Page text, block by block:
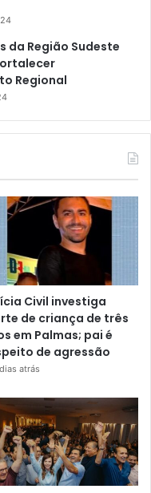
da Região Sudeste
Regional
Civil investiga
de criança de três
em Palmas; pai é
de agressão
atrás